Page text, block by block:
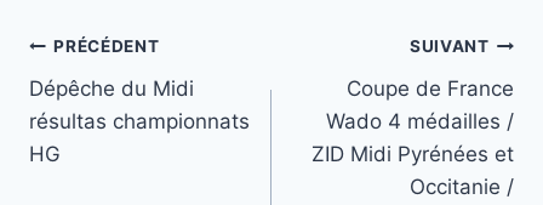
Navigation
de
l’article
PRÉCÉDENT
Dépêche du Midi
résultas championnats
HG
SUIVANT
Coupe de France
Wado 4 médailles /
ZID Midi Pyrénées et
Occitanie /